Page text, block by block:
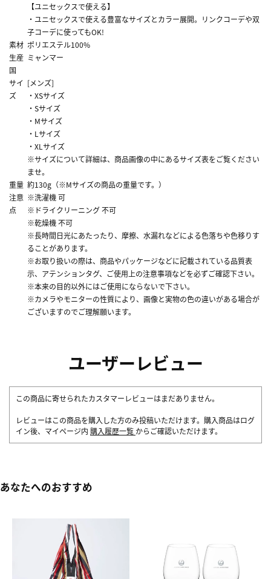
【ユニセックスで使える】
・ユニセックスで使える豊富なサイズとカラー展開。リンクコーデや双
子コーデに使ってもOK!
素材 ポリエステル100%
生産
国
ミャンマー
サイ
ズ
[メンズ]
・XSサイズ
・Sサイズ
・Mサイズ
・Lサイズ
・XLサイズ
※サイズについて詳細は、商品画像の中にあるサイズ表をご覧ください
ませ。
重量 約130g（※Mサイズの商品の重量です。）
注意
点
※洗濯機 可
※ドライクリーニング 不可
※乾燥機 不可
※長時間日光にあたったり、摩擦、水漏れなどによる色落ちや色移りす
ることがあります。
※お取り扱いの際は、商品やパッケージなどに記載されている品質表
示、アテンションタグ、ご使用上の注意事項などを必ずご確認下さい。
※本来の目的以外にはご使用にならないで下さい。
※カメラやモニターの性質により、画像と実物の色の違いがある場合が
ございますのでご理解願います。
ユーザーレビュー
この商品に寄せられたカスタマーレビューはまだありません。
レビューはこの商品を購入した方のみ投稿いただけます。購入商品はログ
イン後、マイページ内 購入履歴一覧 からご確認いただけます。
あなたへのおすすめ